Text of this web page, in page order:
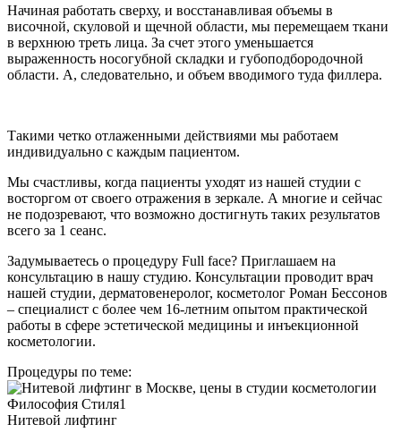
Начиная работать сверху, и восстанавливая объемы в
височной, скуловой и щечной области, мы перемещаем ткани
в верхнюю треть лица. За счет этого уменьшается
выраженность носогубной складки и губоподбородочной
области. А, следовательно, и объем вводимого туда филлера.
Такими четко отлаженными действиями мы работаем
индивидуально с каждым пациентом.
Мы счастливы, когда пациенты уходят из нашей студии с
восторгом от своего отражения в зеркале. А многие и сейчас
не подозревают, что возможно достигнуть таких результатов
всего за 1 сеанс.
Задумываетесь о процедуру Full face? Приглашаем на
консультацию в нашу студию. Консультации проводит врач
нашей студии, дерматовенеролог, косметолог Роман Бессонов
– специалист с более чем 16-летним опытом практической
работы в сфере эстетической медицины и инъекционной
косметологии.
Процедуры по теме:
Нитевой лифтинг